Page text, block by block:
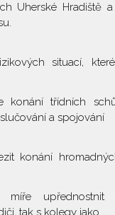
Uherské Hradiště
situací,
konání třídních
a spojování
konání
upřednostnit
tak s kolegy jako